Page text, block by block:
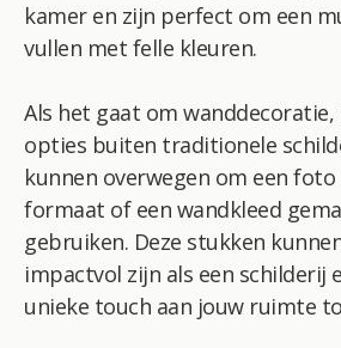
kamer en zijn perfect om een
vullen met felle kleuren.
Als het gaat om wanddecoratie,
opties buiten traditionele
kunnen overwegen om een
formaat of een wandkleed
gebruiken. Deze stukken
impactvol zijn als een schilderij
unieke touch aan jouw ruimte